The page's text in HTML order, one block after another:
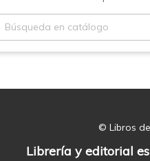
© Libros
Librería y editorial